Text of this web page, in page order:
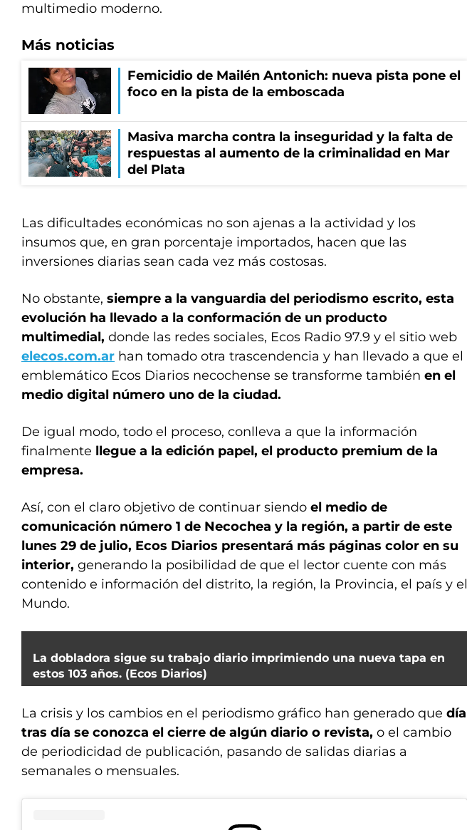
multimedio moderno.
Más noticias
Femicidio de Mailén Antonich: nueva pista pone el
foco en la pista de la emboscada
Masiva marcha contra la inseguridad y la falta de
respuestas al aumento de la criminalidad en Mar
del Plata
Las dificultades económicas no son ajenas a la actividad y los
insumos que, en gran porcentaje importados, hacen que las
inversiones diarias sean cada vez más costosas.
No obstante, siempre a la vanguardia del periodismo escrito, esta
evolución ha llevado a la conformación de un producto
multimedial, donde las redes sociales, Ecos Radio 97.9 y el sitio web
elecos.com.ar han tomado otra trascendencia y han llevado a que el
emblemático Ecos Diarios necochense se transforme también en el
medio digital número uno de la ciudad.
De igual modo, todo el proceso, conlleva a que la información
finalmente llegue a la edición papel, el producto premium de la
empresa.
Así, con el claro objetivo de continuar siendo el medio de
comunicación número 1 de Necochea y la región, a partir de este
lunes 29 de julio, Ecos Diarios presentará más páginas color en su
interior, generando la posibilidad de que el lector cuente con más
contenido e información del distrito, la región, la Provincia, el país y el
Mundo.
La dobladora sigue su trabajo diario imprimiendo una nueva tapa en
estos 103 años. (Ecos Diarios)
La crisis y los cambios en el periodismo gráfico han generado que día
tras día se conozca el cierre de algún diario o revista, o el cambio
de periodicidad de publicación, pasando de salidas diarias a
semanales o mensuales.